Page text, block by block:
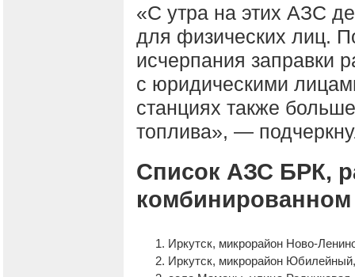
«С утра на этих АЗС
для физических лиц.
исчерпания заправки
с юридическими
станциях также
топлива», —
Список АЗС БРК,
Иркутск, микрорайон Ново-
Иркутск, микрорайон